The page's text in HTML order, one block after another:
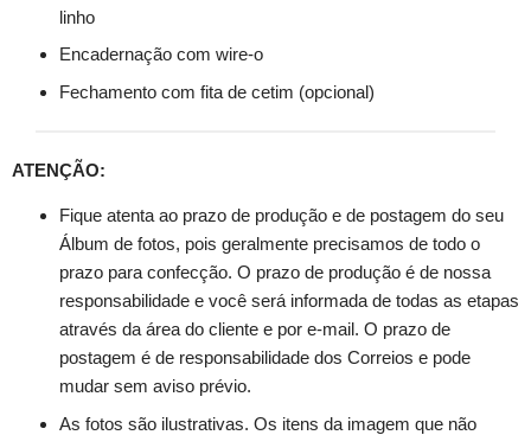
linho
Encadernação com wire-o
Fechamento com fita de cetim (opcional)
ATENÇÃO:
Fique atenta ao prazo de produção e de postagem do seu
Álbum de fotos, pois geralmente precisamos de todo o
prazo para confecção. O prazo de produção é de nossa
responsabilidade e você será informada de todas as etapas
através da área do cliente e por e-mail. O prazo de
postagem é de responsabilidade dos Correios e pode
mudar sem aviso prévio.
As fotos são ilustrativas. Os itens da imagem que não